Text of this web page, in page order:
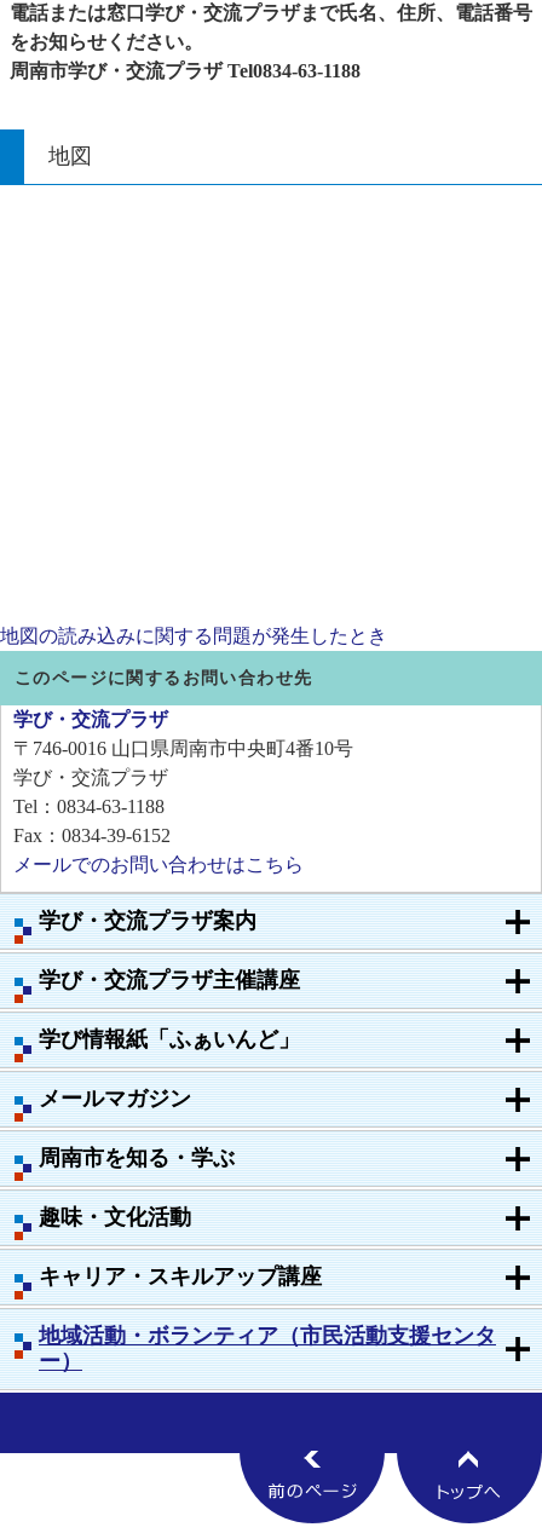
学び・交流プラザ案内
学び・交流プラザ主催講座
学び情報紙「ふぁいんど」
メールマガジン
周南市を知る・学ぶ
趣味・文化活動
キャリア・スキルアップ講座
地域活動・ボランティア（市民活動支援センタ
ー）
電話または窓口学び・交流プラザまで氏名、住所、電話番号
をお知らせください。
周南市学び・交流プラザ Tel0834-63-1188
地図
地図の読み込みに関する問題が発生したとき
このページに関するお問い合わせ先
学び・交流プラザ
〒746-0016 山口県周南市中央町4番10号
学び・交流プラザ
Tel：0834-63-1188
Fax：0834-39-6152
メールでのお問い合わせはこちら